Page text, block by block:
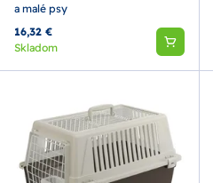
a malé psy
16,32 €
Skladom